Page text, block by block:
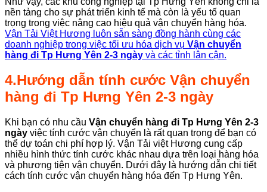
nền tảng cho sự phát triển kinh tế mà còn là yếu tố quan
trọng trong việc nâng cao hiệu quả vận chuyển hàng hóa.
Vận Tải Việt Hương luôn sẵn sàng đồng hành cùng các
doanh nghiệp trong việc tối ưu hóa dịch vụ Vận chuyển
hàng đi Tp Hưng Yên 2-3 ngày và các tỉnh lân cận.
4.Hướng dẫn tính cước Vận chuyển
hàng đi Tp Hưng Yên 2-3 ngày
Khi bạn có nhu cầu Vận chuyển hàng đi Tp Hưng Yên 2-3
ngày việc tính cước vận chuyển là rất quan trọng để bạn có
thể dự toán chi phí hợp lý. Vận Tải việt Hương cung cấp
nhiều hình thức tính cước khác nhau dựa trên loại hàng hóa
và phương tiện vận chuyển. Dưới đây là hướng dẫn chi tiết
cách tính cước vận chuyển hàng hóa đến Tp Hưng Yên.